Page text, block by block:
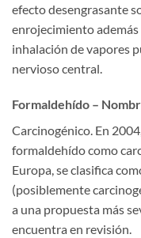
efecto desengrasante
enrojecimiento
inhalación de vapores
nervioso central.
Formaldehído –
Carcinogénico. En
formaldehído como
Europa, se clasifica
(posiblemente
a una propuesta más
encuentra en revisión.